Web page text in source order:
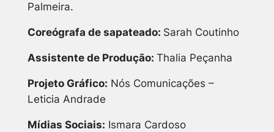
Palmeira.
Coreógrafa de sapateado: Sarah Coutinho
Assistente de Produção: Thalia Peçanha
Projeto Gráfico: Nós Comunicações –
Leticia Andrade
Mídias Sociais: Ismara Cardoso